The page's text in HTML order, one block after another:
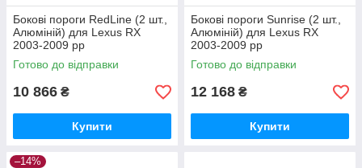
Бокові пороги RedLine (2 шт.,
Алюміній) для Lexus RX
2003-2009 рр
Готово до відправки
10 866 ₴
Купити
Бокові пороги Sunrise (2 шт.,
Алюміній) для Lexus RX
2003-2009 рр
Готово до відправки
12 168 ₴
Купити
–14%